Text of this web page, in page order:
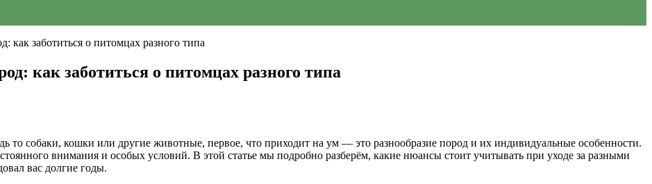
как заботиться о питомцах разного типа
как заботиться о питомцах разного типа
то собаки, кошки или другие животные, первое, что приходит на ум — это разнообразие пород и их индивидуальные особенности.
внимания и особых условий. В этой статье мы подробно разберём, какие нюансы стоит учитывать при уходе за разными
вас долгие годы.